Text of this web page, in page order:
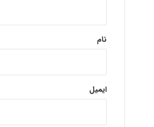
نام
ایمیل